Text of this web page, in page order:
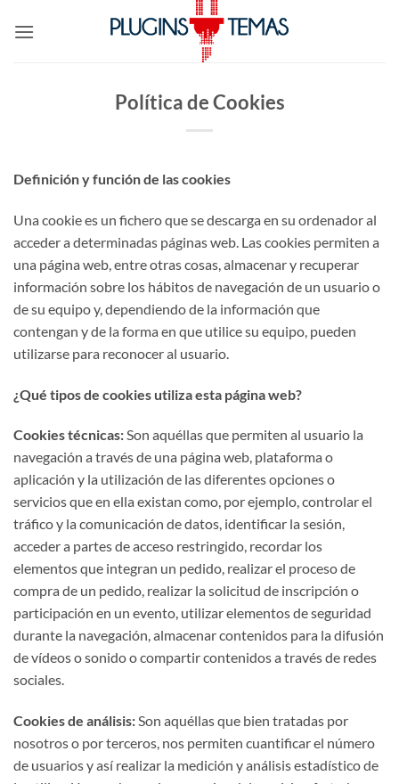
Política de Cookies
Definición y función de las cookies
Una cookie es un fichero que se descarga en su ordenador al
acceder a determinadas páginas web. Las cookies permiten a
una página web, entre otras cosas, almacenar y recuperar
información sobre los hábitos de navegación de un usuario o
de su equipo y, dependiendo de la información que
contengan y de la forma en que utilice su equipo, pueden
utilizarse para reconocer al usuario.
¿Qué tipos de cookies utiliza esta página web?
Cookies técnicas:Son aquéllas que permiten al usuario la
navegación a través de una página web, plataforma o
aplicación y la utilización de las diferentes opciones o
servicios que en ella existan como, por ejemplo, controlar el
tráfico y la comunicación de datos, identificar la sesión,
acceder a partes de acceso restringido, recordar los
elementos que integran un pedido, realizar el proceso de
compra de un pedido, realizar la solicitud de inscripción o
participación en un evento, utilizar elementos de seguridad
durante la navegación, almacenar contenidos para la difusión
de vídeos o sonido o compartir contenidos a través de redes
sociales.
Cookies de análisis:Son aquéllas que bien tratadas por
nosotros o por terceros, nos permiten cuantificar el número
de usuarios y así realizar la medición y análisis estadístico de